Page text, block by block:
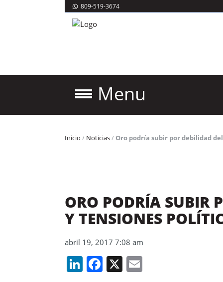
809-519-3674
Menu
Inicio / Noticias/Oro podría subir por debilidad
ORO PODRÍA SUBIR
Y TENSIONES
abril 19, 2017 7:08 am
LinkedIn
Facebook
X